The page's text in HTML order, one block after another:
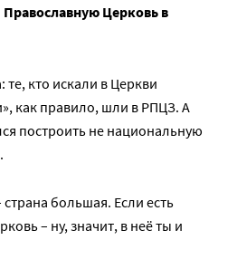
Церковь в
кто искали в Церкви
как правило, шли в РПЦЗ. А
построить не национальную
большая. Если есть
– ну, значит, в неё ты и